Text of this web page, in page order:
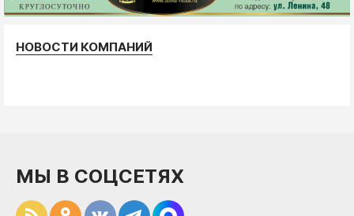
НОВОСТИ КОМПАНИЙ
МЫ В СОЦСЕТЯХ